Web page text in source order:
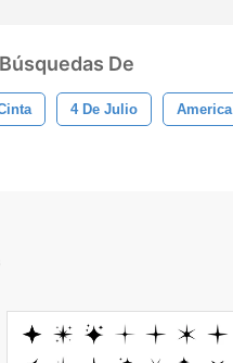
De
4 De Julio America